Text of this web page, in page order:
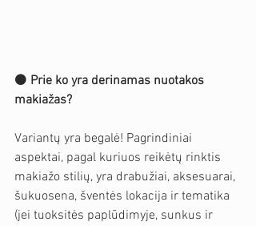
⚫️ Prie ko yra derinamas nuotakos
makiažas?
Variantų yra begalė! Pagrindiniai
aspektai, pagal kuriuos reikėtų rinktis
makiažo stilių, yra drabužiai, aksesuarai,
šukuosena, šventės lokacija ir tematika
(jei tuoksitės paplūdimyje, sunkus ir